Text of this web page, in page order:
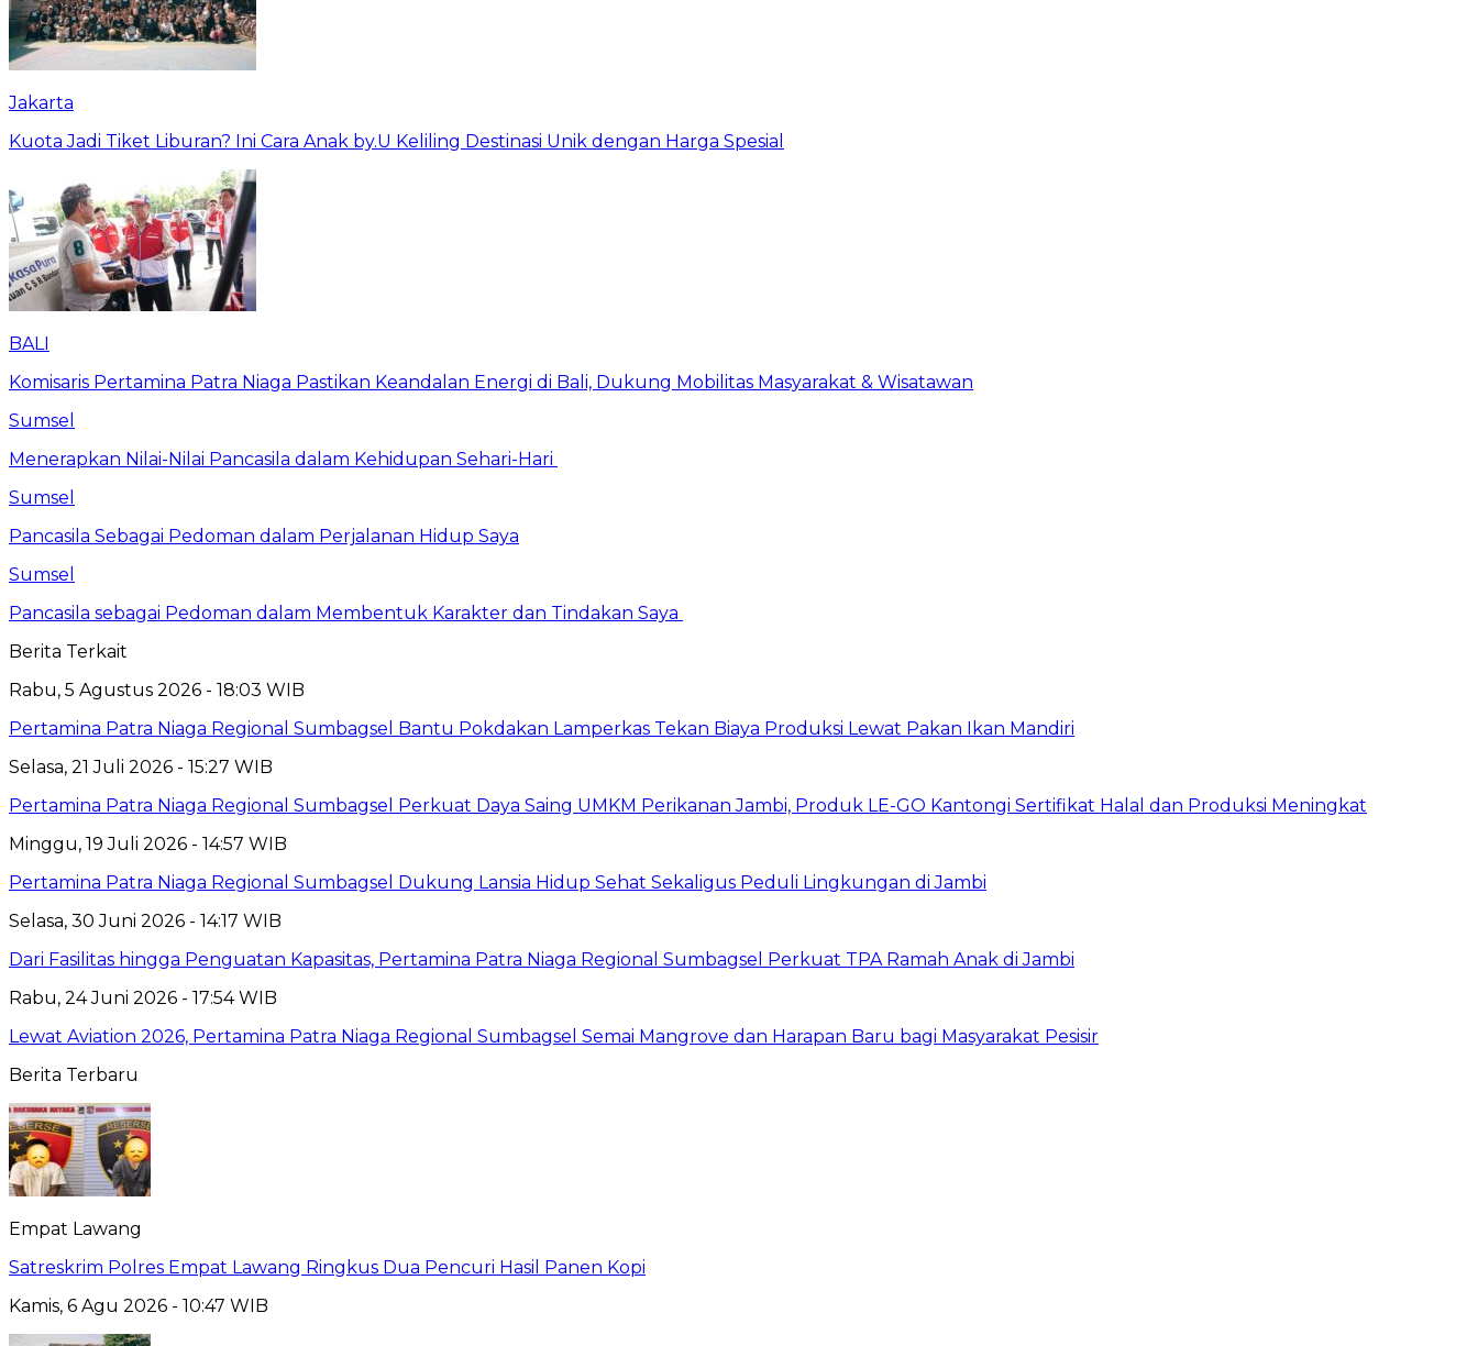
Jakarta
Kuota Jadi Tiket Liburan? Ini Cara Anak by.U Keliling Destinasi Unik dengan Harga Spesial
BALI
Komisaris Pertamina Patra Niaga Pastikan Keandalan Energi di Bali, Dukung Mobilitas Masyarakat & Wisatawan
Sumsel
Menerapkan Nilai-Nilai Pancasila dalam Kehidupan Sehari-Hari
Sumsel
Pancasila Sebagai Pedoman dalam Perjalanan Hidup Saya
Sumsel
Pancasila sebagai Pedoman dalam Membentuk Karakter dan Tindakan Saya
Berita Terkait
Rabu, 5 Agustus 2026 - 18:03 WIB
Pertamina Patra Niaga Regional Sumbagsel Bantu Pokdakan Lamperkas Tekan Biaya Produksi Lewat Pakan Ikan Mandiri
Selasa, 21 Juli 2026 - 15:27 WIB
Pertamina Patra Niaga Regional Sumbagsel Perkuat Daya Saing UMKM Perikanan Jambi, Produk LE-GO Kantongi Sertifikat Halal dan Produksi Meningkat
Minggu, 19 Juli 2026 - 14:57 WIB
Pertamina Patra Niaga Regional Sumbagsel Dukung Lansia Hidup Sehat Sekaligus Peduli Lingkungan di Jambi
Selasa, 30 Juni 2026 - 14:17 WIB
Dari Fasilitas hingga Penguatan Kapasitas, Pertamina Patra Niaga Regional Sumbagsel Perkuat TPA Ramah Anak di Jambi
Rabu, 24 Juni 2026 - 17:54 WIB
Lewat Aviation 2026, Pertamina Patra Niaga Regional Sumbagsel Semai Mangrove dan Harapan Baru bagi Masyarakat Pesisir
Berita Terbaru
Empat Lawang
Satreskrim Polres Empat Lawang Ringkus Dua Pencuri Hasil Panen Kopi
Kamis, 6 Agu 2026 - 10:47 WIB